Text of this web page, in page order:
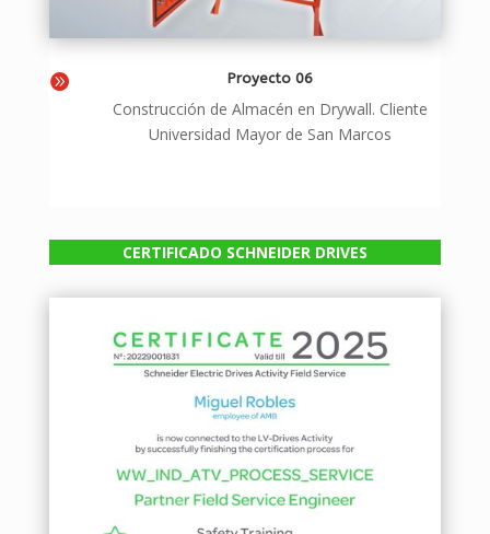
 Proyecto 06
Construcción de Almacén en Drywall. Cliente
Universidad Mayor de San Marcos
CERTIFICADO SCHNEIDER DRIVES